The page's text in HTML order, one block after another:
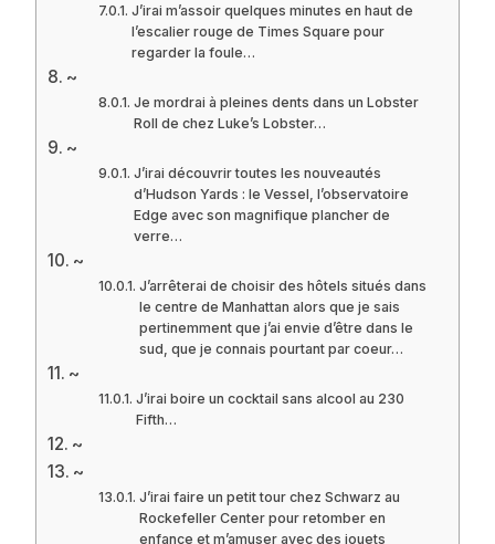
J’irai m’assoir quelques minutes en haut de
l’escalier rouge de Times Square pour
regarder la foule…
~
Je mordrai à pleines dents dans un Lobster
Roll de chez Luke’s Lobster…
~
J’irai découvrir toutes les nouveautés
d’Hudson Yards : le Vessel, l’observatoire
Edge avec son magnifique plancher de
verre…
~
J’arrêterai de choisir des hôtels situés dans
le centre de Manhattan alors que je sais
pertinemment que j’ai envie d’être dans le
sud, que je connais pourtant par coeur…
~
J’irai boire un cocktail sans alcool au 230
Fifth…
~
~
J’irai faire un petit tour chez Schwarz au
Rockefeller Center pour retomber en
enfance et m’amuser avec des jouets